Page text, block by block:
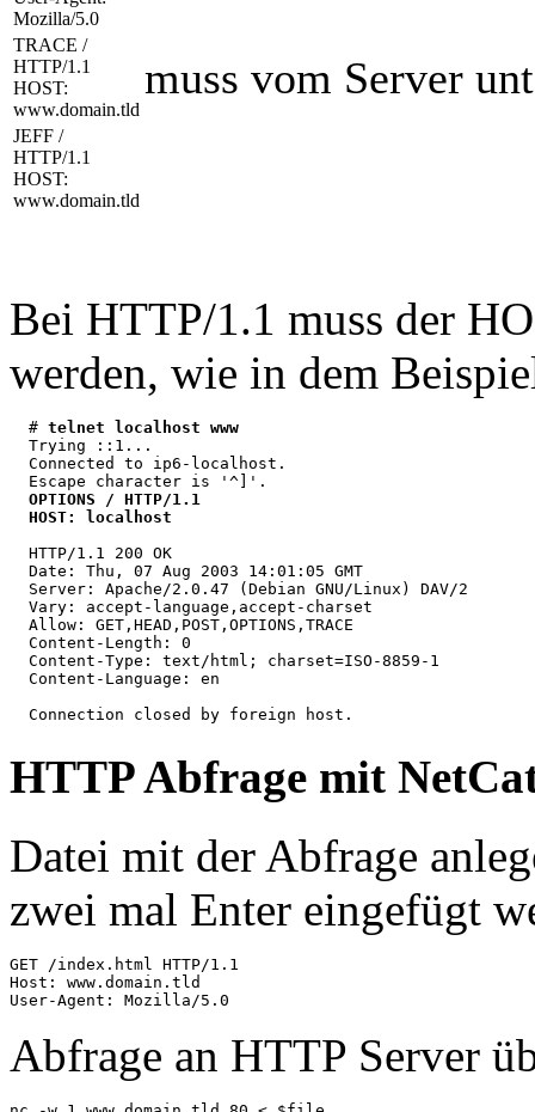
Mozilla/5.0
TRACE /
HTTP/1.1
HOST:
www.domain.tld
muss vom Server
JEFF /
HTTP/1.1
HOST:
www.domain.tld
Bei HTTP/1.1 muss der
werden, wie in dem
  #
telnet localhost www
  Trying ::1...
  Connected to ip6-localhost.
  Escape character is '^]'.
OPTIONS / HTTP/1.1
HOST: localhost
  HTTP/1.1 200 OK
  Date: Thu, 07 Aug 2003 14:01:05 GMT
  Server: Apache/2.0.47 (Debian GNU/Linux) DAV/2
  Vary: accept-language,accept-charset
  Allow: GET,HEAD,POST,OPTIONS,TRACE
  Content-Length: 0
  Content-Type: text/html; charset=ISO-8859-1
  Content-Language: en
  Connection closed by foreign host.
HTTP Abfrage mit
Datei mit der Abfrage
zwei mal Enter eingefügt
GET /index.html HTTP/1.1
Host: www.domain.tld
User-Agent: Mozilla/5.0
Abfrage an HTTP Server